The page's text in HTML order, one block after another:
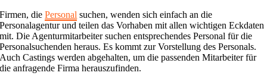
Firmen, diePersonal suchen, wenden sich einfach an die
Personalagentur und teilen das Vorhaben mit allen wichtigen Eckdaten
mit. Die Agenturmitarbeiter suchen entsprechendes Personal für die
Personalsuchenden heraus. Es kommt zur Vorstellung des Personals.
Auch Castings werden abgehalten, um die passenden Mitarbeiter für
die anfragende Firma herauszufinden.